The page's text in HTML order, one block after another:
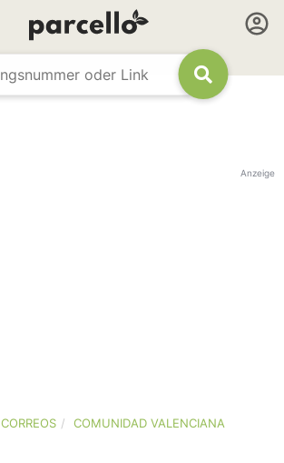
Anzeige
CORREOS COMUNIDAD VALENCIANA